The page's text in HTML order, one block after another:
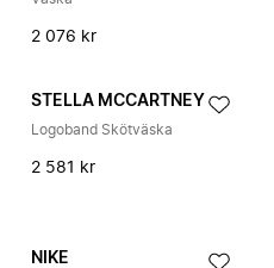
2 076 kr
STELLA MCCARTNEY
Logoband Skötväska
2 581 kr
NIKE